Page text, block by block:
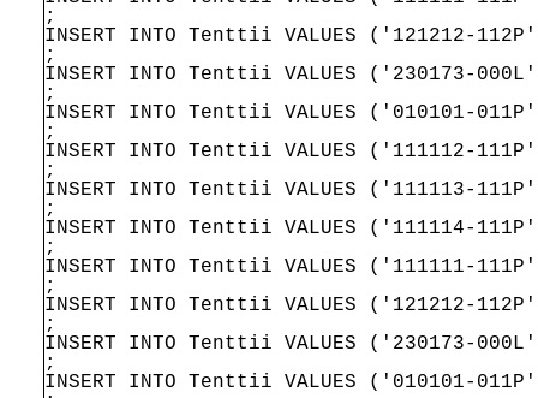
;
INSERT INTO Tenttii VALUES ('121212-
;
INSERT INTO Tenttii VALUES ('230173-
;
INSERT INTO Tenttii VALUES ('010101-
;
INSERT INTO Tenttii VALUES ('111112-
;
INSERT INTO Tenttii VALUES ('111113-
;
INSERT INTO Tenttii VALUES ('111114-
;
INSERT INTO Tenttii VALUES ('111111-
;
INSERT INTO Tenttii VALUES ('121212-
;
INSERT INTO Tenttii VALUES ('230173-
;
INSERT INTO Tenttii VALUES ('010101-